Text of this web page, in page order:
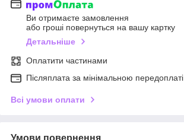
Ви отримаєте замовлення
або гроші повернуться на вашу картку
Детальніше
Оплатити частинами
Післяплата за мінімальною передоплаті
Всі умови оплати